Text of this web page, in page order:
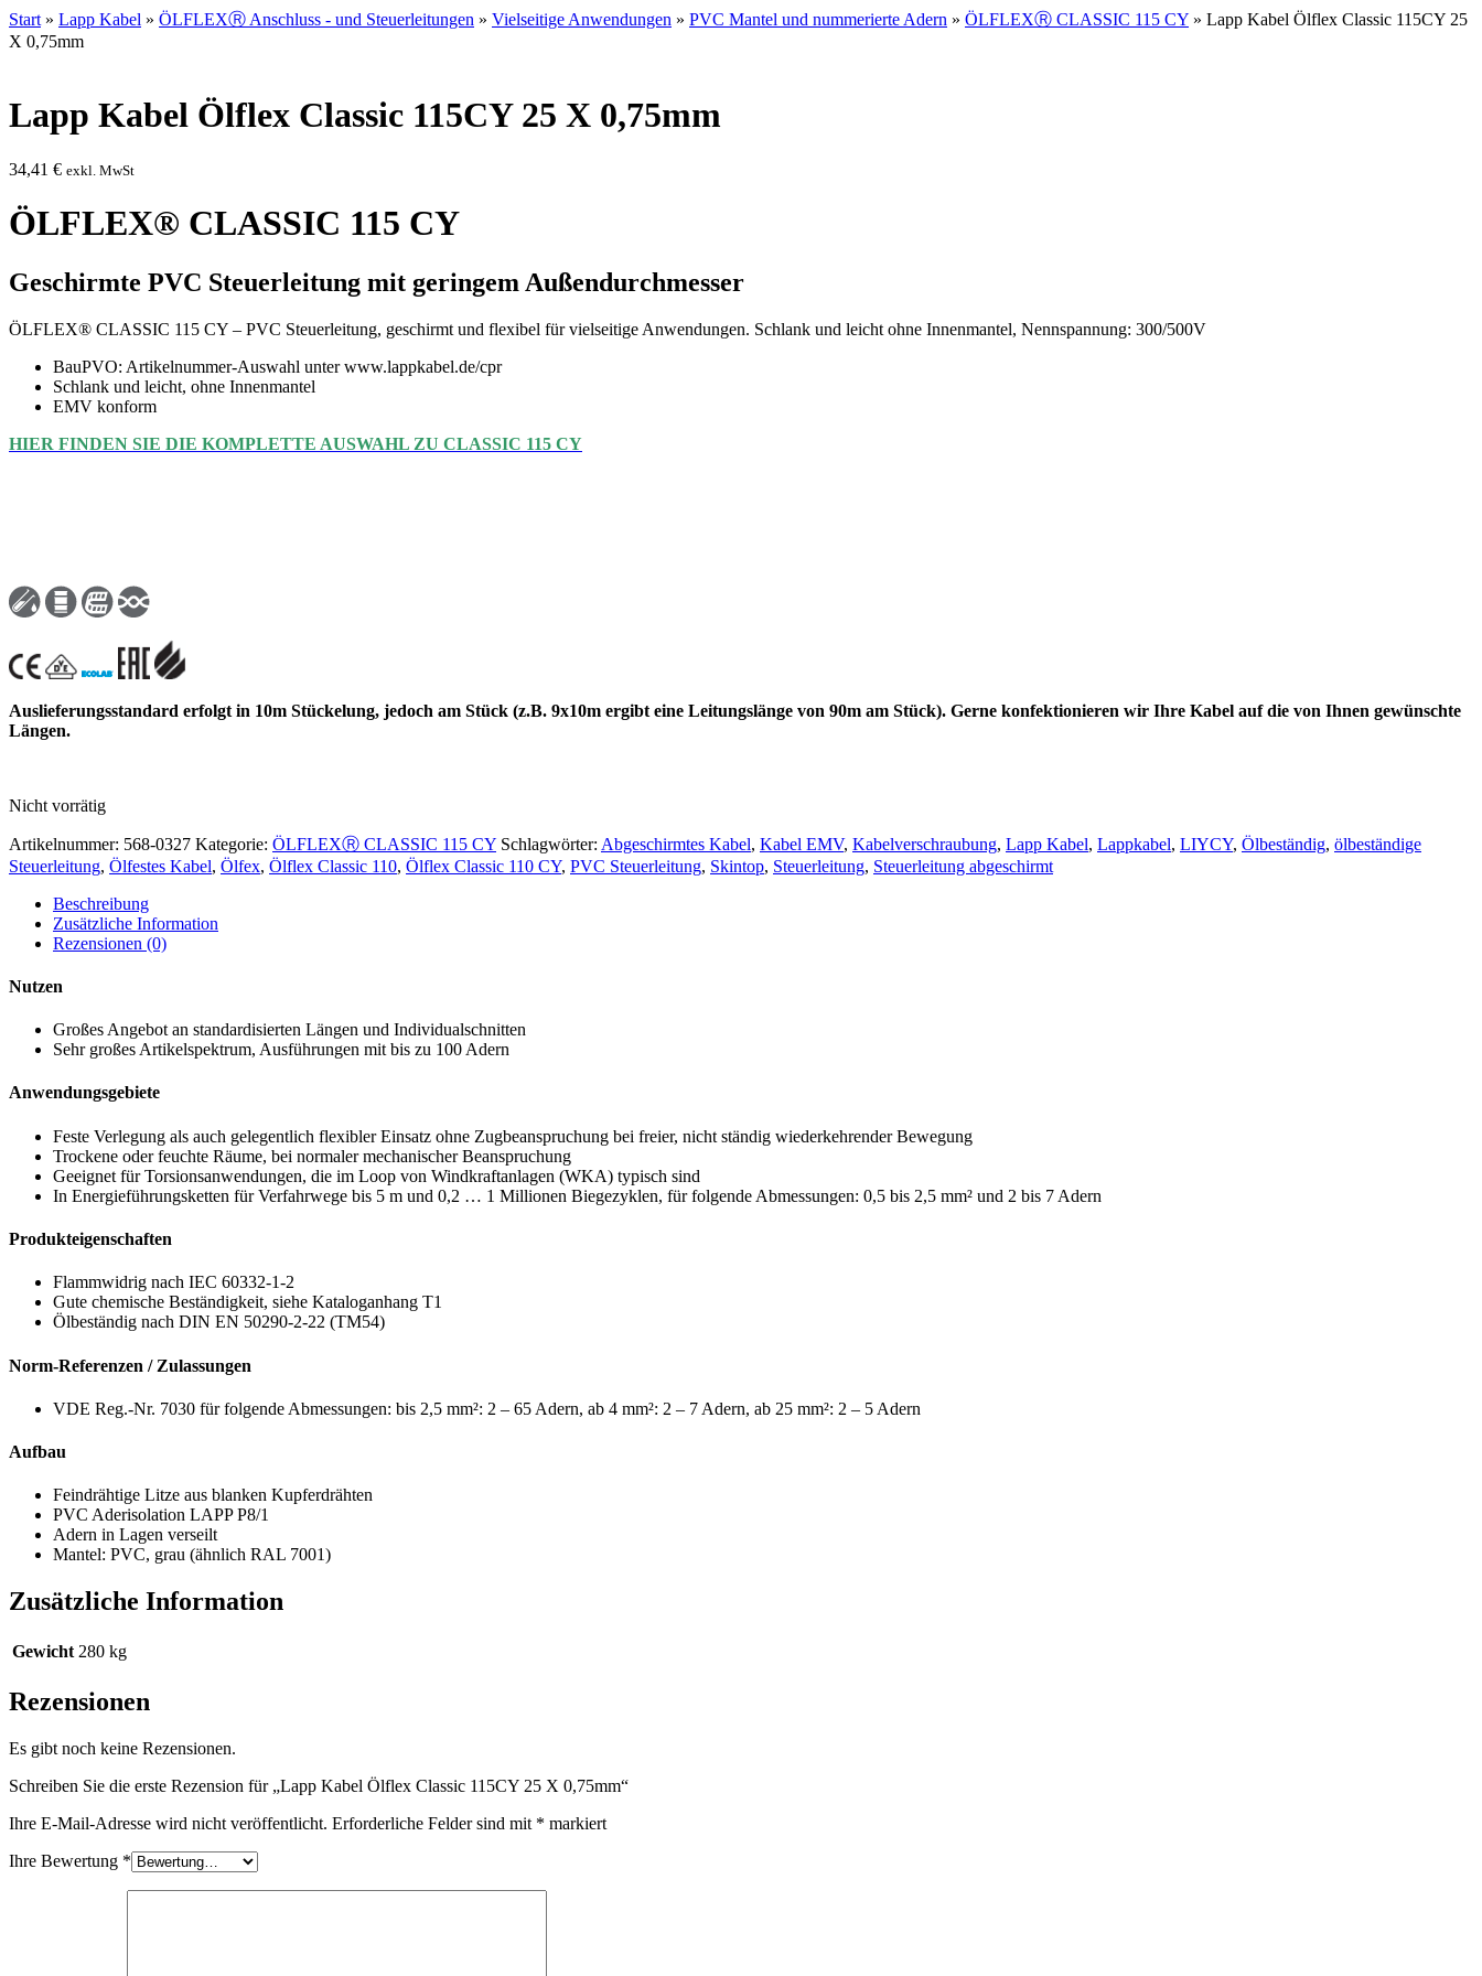
Start » Lapp Kabel » ÖLFLEXⓇ Anschluss - und Steuerleitungen » Vielseitige Anwendungen » PVC Mantel und nummerierte Adern » ÖLFLEXⓇ CLASSIC 115 CY » Lapp Kabel Ölflex Classic 115CY 25
X 0,75mm
Lapp Kabel Ölflex Classic 115CY 25 X 0,75mm
34,41 € exkl. MwSt
ÖLFLEX® CLASSIC 115 CY
Geschirmte PVC Steuerleitung mit geringem Außendurchmesser
ÖLFLEX® CLASSIC 115 CY – PVC Steuerleitung, geschirmt und flexibel für vielseitige Anwendungen. Schlank und leicht ohne Innenmantel, Nennspannung: 300/500V
BauPVO: Artikelnummer-Auswahl unter www.lappkabel.de/cpr
Schlank und leicht, ohne Innenmantel
EMV konform
HIER FINDEN SIE DIE KOMPLETTE AUSWAHL ZU CLASSIC 115 CY
Auslieferungsstandard erfolgt in 10m Stückelung, jedoch am Stück (z.B. 9x10m ergibt eine Leitungslänge von 90m am Stück). Gerne konfektionieren wir Ihre Kabel auf die von Ihnen gewünschte
Längen.
Nicht vorrätig
Artikelnummer: 568-0327 Kategorie: ÖLFLEXⓇ CLASSIC 115 CY Schlagwörter: Abgeschirmtes Kabel, Kabel EMV, Kabelverschraubung, Lapp Kabel, Lappkabel, LIYCY, Ölbeständig, ölbeständige
Steuerleitung, Ölfestes Kabel, Ölfex, Ölflex Classic 110, Ölflex Classic 110 CY, PVC Steuerleitung, Skintop, Steuerleitung, Steuerleitung abgeschirmt
Beschreibung
Zusätzliche Information
Rezensionen (0)
Nutzen
Großes Angebot an standardisierten Längen und Individualschnitten
Sehr großes Artikelspektrum, Ausführungen mit bis zu 100 Adern
Anwendungsgebiete
Feste Verlegung als auch gelegentlich flexibler Einsatz ohne Zugbeanspruchung bei freier, nicht ständig wiederkehrender Bewegung
Trockene oder feuchte Räume, bei normaler mechanischer Beanspruchung
Geeignet für Torsionsanwendungen, die im Loop von Windkraftanlagen (WKA) typisch sind
In Energieführungsketten für Verfahrwege bis 5 m und 0,2 … 1 Millionen Biegezyklen, für folgende Abmessungen: 0,5 bis 2,5 mm² und 2 bis 7 Adern
Produkteigenschaften
Flammwidrig nach IEC 60332-1-2
Gute chemische Beständigkeit, siehe Kataloganhang T1
Ölbeständig nach DIN EN 50290-2-22 (TM54)
Norm-Referenzen / Zulassungen
VDE Reg.-Nr. 7030 für folgende Abmessungen: bis 2,5 mm²: 2 – 65 Adern, ab 4 mm²: 2 – 7 Adern, ab 25 mm²: 2 – 5 Adern
Aufbau
Feindrähtige Litze aus blanken Kupferdrähten
PVC Aderisolation LAPP P8/1
Adern in Lagen verseilt
Mantel: PVC, grau (ähnlich RAL 7001)
Zusätzliche Information
Gewicht 280 kg
Rezensionen
Es gibt noch keine Rezensionen.
Schreiben Sie die erste Rezension für „Lapp Kabel Ölflex Classic 115CY 25 X 0,75mm“
Ihre E-Mail-Adresse wird nicht veröffentlicht. Erforderliche Felder sind mit * markiert
Ihre Bewertung *